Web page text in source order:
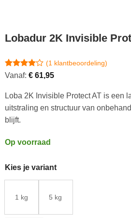
Lobadur 2K Invisible
Gewaardeerd
op
1
klantbeoordeling
(1 klantbeoordeling)
Vanaf: €61,95
Loba 2K Invisible Protect AT is een
uitstraling en structuur van
blijft.
Op voorraad
Kies je variant
1 kg 5 kg